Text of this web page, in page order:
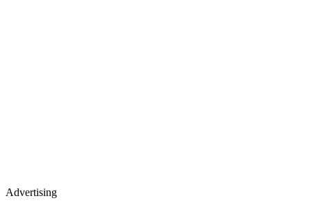
Advertising